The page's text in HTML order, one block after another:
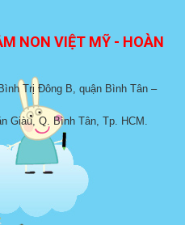
NON VIỆT MỸ - HOÀN
Trị Đông B, quận Bình Tân –
Giàu, Q. Bình Tân, Tp. HCM.